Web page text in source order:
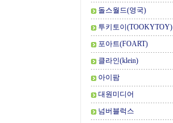
돌스월드(영국)
투키토이(TOOKYTOY)
포아트(FOART)
클라인(klein)
아이팜
대원미디어
넘버블럭스